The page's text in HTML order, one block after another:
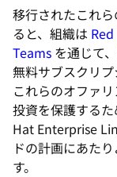
移行されたこれ
ると、組織は
Teams を通じて
無料サブスクリプ
これらのオファ
投資を保護する
Hat Enterprise
ドの計画にあた
す。